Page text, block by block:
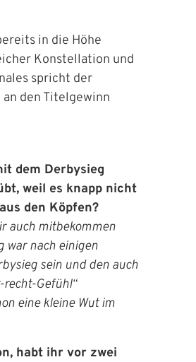
in die Höhe
Konstellation und
spricht der
den Titelgewinn
dem Derbysieg
weil es knapp nicht
den Köpfen?
auch mitbekommen
war nach einigen
sein und den auch
recht-Gefühl“
eine kleine Wut im
habt ihr vor zwei